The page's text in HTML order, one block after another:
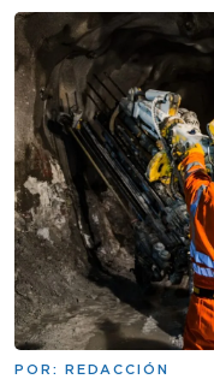
POR: REDACCIÓN